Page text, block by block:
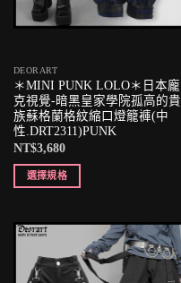
DEORART
＊MINI PUNK LOLO＊日本龐
克視覺-暗黑皇家學院孤高的貴
族蘇格蘭格紋縮口燈籠褲(中
性.DRT2311)PUNK
NT$3,680
選擇規格